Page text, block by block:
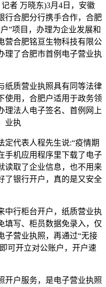
者 万晓东)3月4日，安徽
行合肥分行携手合作，合肥
”项目，办理为企业发展和
营合肥铭亘生物科技有限公
理了合肥市首例电子营业执
质营业执照具有同等法律
使用，合肥户适用于政务领
理法人电子签名、首例网上
业执
代表人程先生说:“疫情期
手机应用程序里下载了电子
读取了企业信息，也不用来
了银行开户，真的是又安全
行柜台开户，纸质营业执
填写、柜员数据免录入，仅
子营业执照，再通过“无接
可开立对公账户，开户速
户服务，是电子营业执照